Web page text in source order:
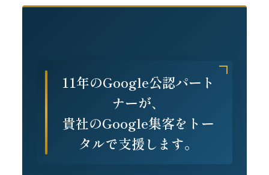
11年のGoogle公認パート
ナーが、
貴社のGoogle集客をトー
タルで支援します。